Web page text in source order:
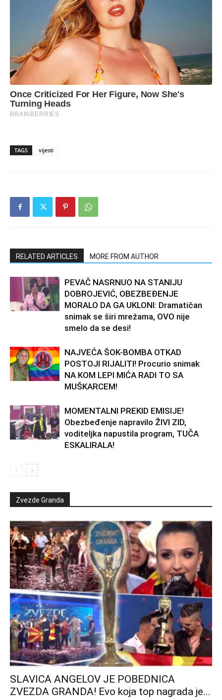
TAGS vijesti
RELATED ARTICLES MORE FROM AUTHOR
PEVAČ NASRNUO NA STANIJU
DOBROJEVIĆ, OBEZBEĐENJE
MORALO DA GA UKLONI: Dramatičan
snimak se širi mrežama, OVO nije
smelo da se desi!
NAJVEĆA ŠOK-BOMBA OTKAD
POSTOJI RIJALITI! Procurio snimak
NA KOM LEPI MIĆA RADI TO SA
MUŠKARCEM!
MOMENTALNI PREKID EMISIJE!
Obezbeđenje napravilo ŽIVI ZID,
voditeljka napustila program, TUČA
ESKALIRALA!
Zvezde Granda
SLAVICA ANGELOV JE POBEDNICA
ZVEZDA GRANDA! Evo koja top nagrada je...